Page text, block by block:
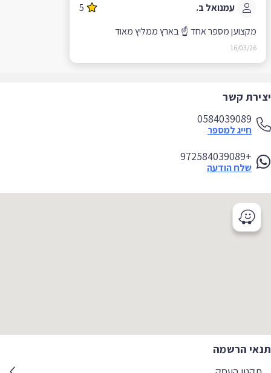
עמנואל ב.
5
מקצוען מספר אחד ☝️ בארץ ממליץ מאוד
16/03/26
קשר
0584039089
חייג למספר
+972584039089
שלח הודעה
הרשמה